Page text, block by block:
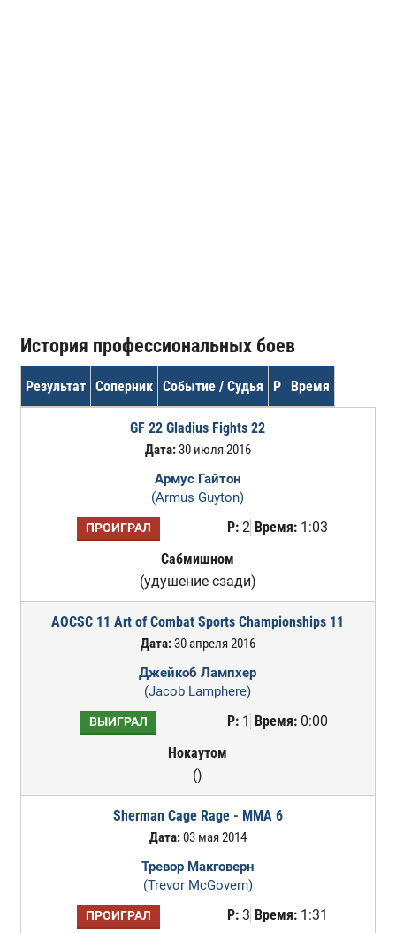
История профессиональных боев
Результат Соперник Событие / Судья Р Время
GF 22 Gladius Fights 22
Дата:30 июля 2016
Армус Гайтон
(Armus Guyton)
ПРОИГРАЛ Р:2 Время:1:03
Сабмишном
(удушение сзади)
AOCSC 11 Art of Combat Sports Championships 11
Дата:30 апреля 2016
Джейкоб Лампхер
(Jacob Lamphere)
ВЫИГРАЛ Р:1 Время:0:00
Нокаутом
()
Sherman Cage Rage - MMA 6
Дата:03 мая 2014
Тревор Макговерн
(Trevor McGovern)
ПРОИГРАЛ Р:3 Время:1:31